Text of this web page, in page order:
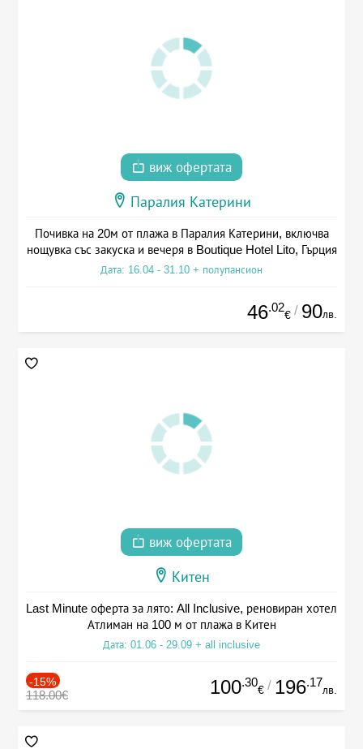
виж офертата
Паралия Катерини
Почивка на 20м от плажа в Паралия Катерини, включва
нощувка със закуска и вечеря в Boutique Hotel Lito, Гърция
Дата: 16.04 - 31.10 + полупансион
46.02
€ / 90лв.
виж офертата
Китен
Last Minute оферта за лято: All Inclusive, реновиран хотел
Атлиман на 100 м от плажа в Китен
Дата: 01.06 - 29.09 + all inclusive
-15%
118.00€ 100.30
€ / 196.17
лв.